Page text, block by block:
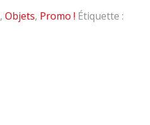
, Objets, Promo ! Étiquette :